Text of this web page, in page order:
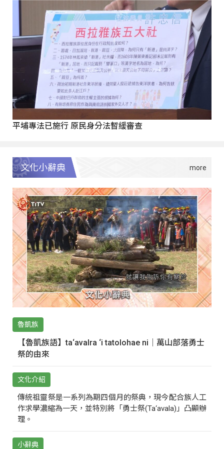
平埔專法已施行 原民身分法暫緩審查
文化小辭典
魯凱族
【魯凱族語】ta‘avalra ‘i tatolohae ni｜萬山部落勇士
祭的由來
文化介紹
傳統祖靈祭是一系列為期四個月的祭典，現今配合族人工
作求學濃縮為一天，並特別將「勇士祭(Ta‘avala)」凸顯辦
理。
小辭典